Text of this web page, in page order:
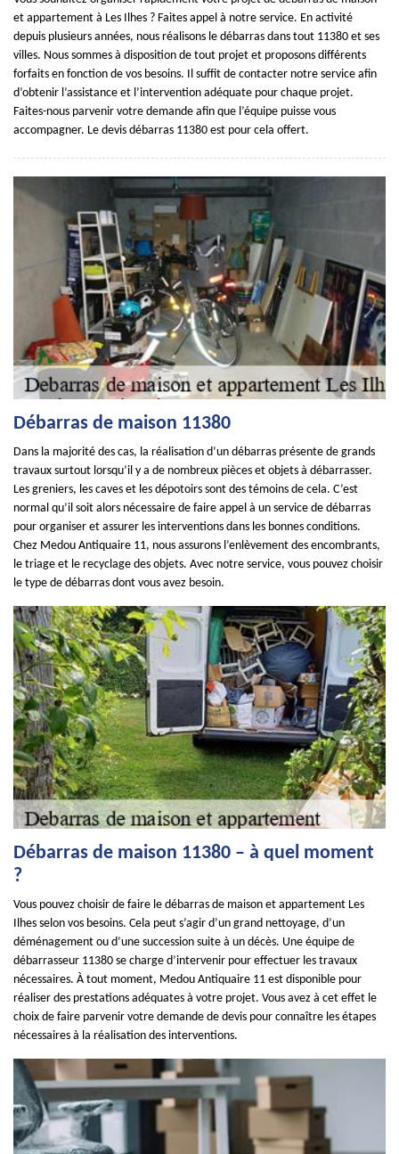
et appartement à Les Ilhes ? Faites appel à notre service. En activité
depuis plusieurs années, nous réalisons le débarras dans tout 11380 et ses
villes. Nous sommes à disposition de tout projet et proposons différents
forfaits en fonction de vos besoins. Il suffit de contacter notre service afin
d’obtenir l’assistance et l’intervention adéquate pour chaque projet.
Faites-nous parvenir votre demande afin que l’équipe puisse vous
accompagner. Le devis débarras 11380 est pour cela offert.
Débarras de maison 11380
Dans la majorité des cas, la réalisation d’un débarras présente de grands
travaux surtout lorsqu’il y a de nombreux pièces et objets à débarrasser.
Les greniers, les caves et les dépotoirs sont des témoins de cela. C’est
normal qu’il soit alors nécessaire de faire appel à un service de débarras
pour organiser et assurer les interventions dans les bonnes conditions.
Chez Medou Antiquaire 11, nous assurons l’enlèvement des encombrants,
le triage et le recyclage des objets. Avec notre service, vous pouvez choisir
le type de débarras dont vous avez besoin.
Débarras de maison 11380 – à quel moment
?
Vous pouvez choisir de faire le débarras de maison et appartement Les
Ilhes selon vos besoins. Cela peut s’agir d’un grand nettoyage, d’un
déménagement ou d’une succession suite à un décès. Une équipe de
débarrasseur 11380 se charge d’intervenir pour effectuer les travaux
nécessaires. À tout moment, Medou Antiquaire 11 est disponible pour
réaliser des prestations adéquates à votre projet. Vous avez à cet effet le
choix de faire parvenir votre demande de devis pour connaître les étapes
nécessaires à la réalisation des interventions.